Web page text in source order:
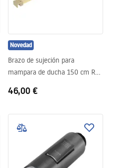
Novedad
Brazo de sujeción para
mampara de ducha 150 cm Rea
46,00 €